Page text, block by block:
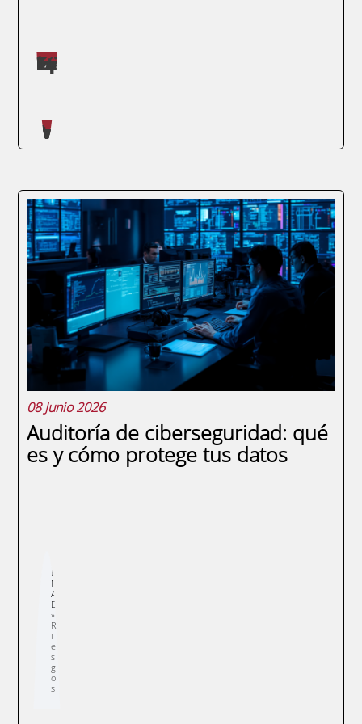
Máster impartidos por Judit López Martínez
Estudiar en el extranjero es el proceso por
el que un estudiante se desplaza a otro
país para cursar estudios en instituciones
académicas reconocidas fuera de su país
de origen. Según la UNESCO, la movilidad
estudiantil internacional casi alcanza...
08 Junio 2026
Auditoría de ciberseguridad: qué
es y cómo protege tus datos
Sobrescribir
enlaces
de
ayuda
a
la
navegación
E
N
A
E
R
i
e
s
g
o
s